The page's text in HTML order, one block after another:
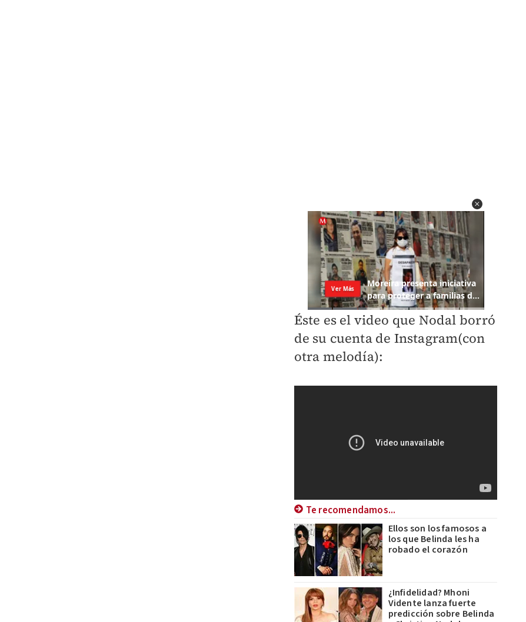
Éste es el video que Nodal borró
de su cuenta de Instagram(con
otra melodía):
Te recomendamos...
Ellos son los famosos a
los que Belinda les ha
robado el corazón
¿Infidelidad? Mhoni
Vidente lanza fuerte
predicción sobre Belinda